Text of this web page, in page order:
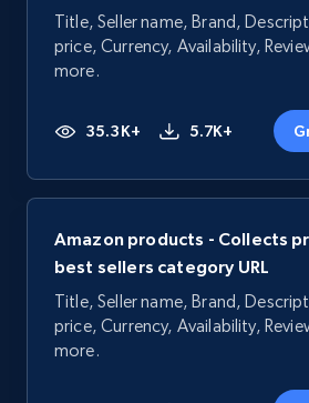
Title, Seller name, Brand,
price, Currency, Availability,
more.
35.3K+ 5.7K+
Amazon products - Collects
best sellers category URL
Title, Seller name, Brand,
price, Currency, Availability,
more.